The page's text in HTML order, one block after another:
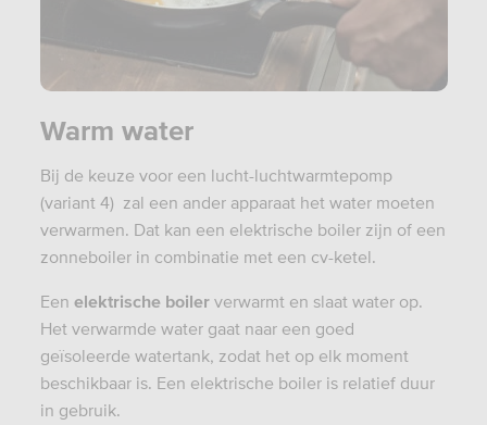
Warm water
Bij de keuze voor een lucht-luchtwarmtepomp
(variant 4) zal een ander apparaat het water moeten
verwarmen. Dat kan een elektrische boiler zijn of een
zonneboiler in combinatie met een cv-ketel.
Een elektrische boilerverwarmt en slaat water op.
Het verwarmde water gaat naar een goed
geïsoleerde watertank, zodat het op elk moment
beschikbaar is. Een elektrische boiler is relatief duur
in gebruik.